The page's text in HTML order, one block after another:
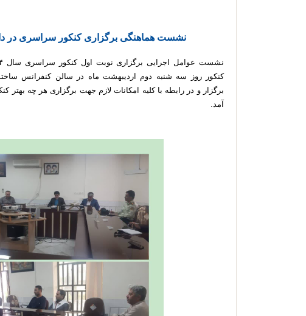
نشست هماهنگی برگزاری کنکور سراسری در
کنکور روز سه شنبه دوم اردیبهشت ماه در سالن کنفرانس
برگزار و در رابطه با کلیه امکانات لازم جهت برگزاری هر چه
آمد.